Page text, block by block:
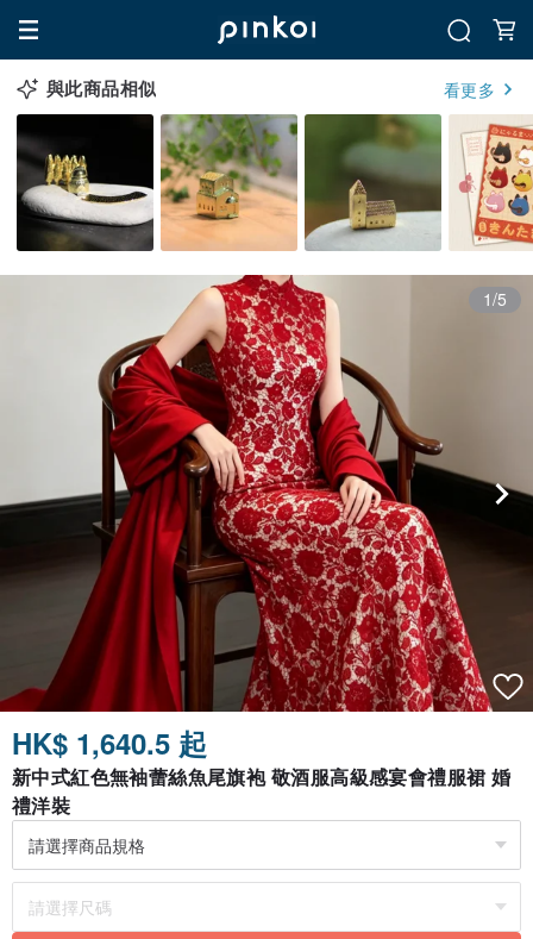
與此商品相似 看更多
1/5
HK$ 1,640.5 起
新中式紅色無袖蕾絲魚尾旗袍 敬酒服高級感宴會禮服裙 婚
禮洋裝